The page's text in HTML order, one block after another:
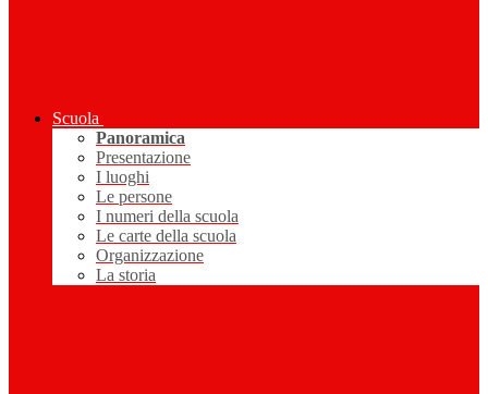
Scuola
Panoramica
Presentazione
I luoghi
Le persone
I numeri della scuola
Le carte della scuola
Organizzazione
La storia